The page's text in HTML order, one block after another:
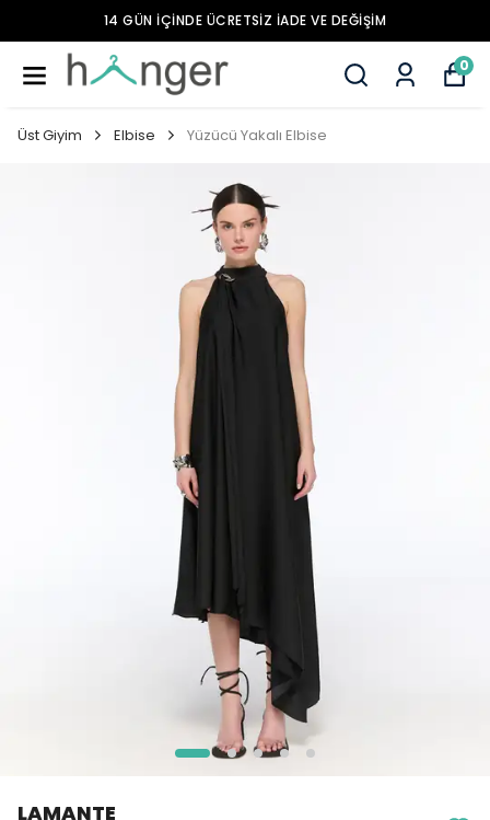
14 GÜN İÇİNDE ÜCRETSİZ İADE VE DEĞİŞİM
0
Üst Giyim Elbise Yüzücü Yakalı Elbise
LAMANTE